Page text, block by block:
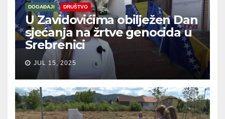
DOGAĐAJI DRUŠTVO
U Zavidovićima obilježen Dan
sjećanja na žrtve genocida u
Srebrenici
JUL 15, 2025